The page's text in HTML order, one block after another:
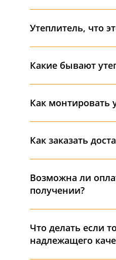
нашего
Утеплитель, что
Какие бывают
Как монтировать
Как заказать
Возможна ли
получении?
Что делать если
надлежащего